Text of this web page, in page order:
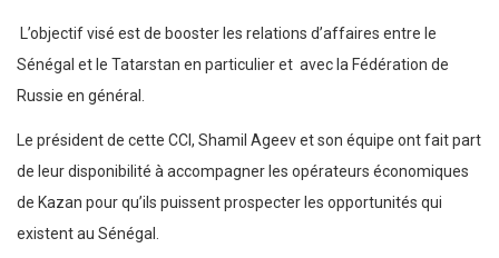
L’objectif visé est de booster les relations d’affaires entre le
Sénégal et le Tatarstan en particulier et avec la Fédération de
Russie en général.
Le président de cette CCI, Shamil Ageev et son équipe ont fait part
de leur disponibilité à accompagner les opérateurs économiques
de Kazan pour qu’ils puissent prospecter les opportunités qui
existent au Sénégal.